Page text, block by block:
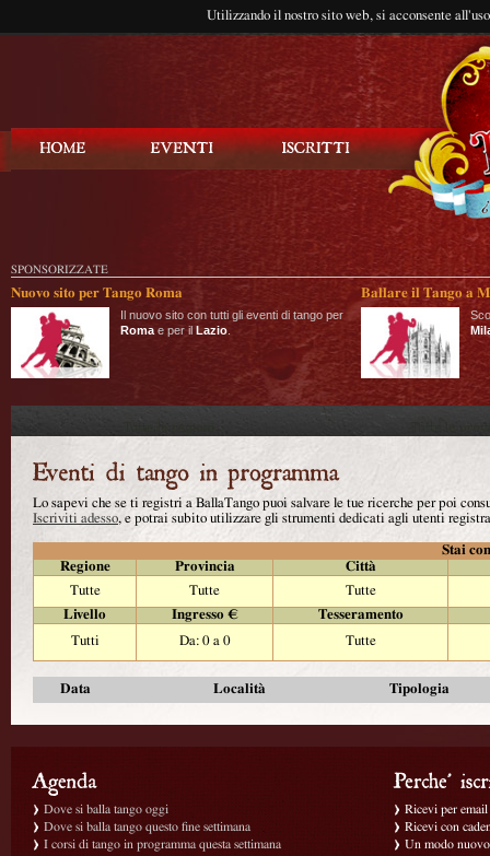
Utilizzando il nostro sito web, si acconsente
SPONSORIZZATE
Nuovo sito per Tango Roma
Il nuovo sito con tutti gli eventi di tango per
Roma e per il Lazio
Ballare il Tango a
Lo sapevi che se ti registri a BallaTango puoi salvare le tue ricerche per poi
Iscriviti adesso, e potrai subito utilizzare gli strumenti dedicati agli utenti
Stai
Regione
Provincia
Città
Tutte
Tutte
Tutte
Livello
Ingresso €
Tesseramento
Tutti
Da: 0 a 0 Tutte
Data Località Tipologia
Dove si balla tango oggi
Dove si balla tango questo fine settimana
I corsi di tango in programma questa settimana
Ricevi per
Ricevi con
Un modo